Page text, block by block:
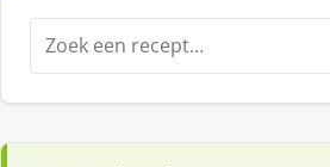
Zoeken
naar: